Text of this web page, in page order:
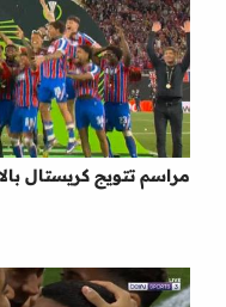
مراسم تتويج كريستال